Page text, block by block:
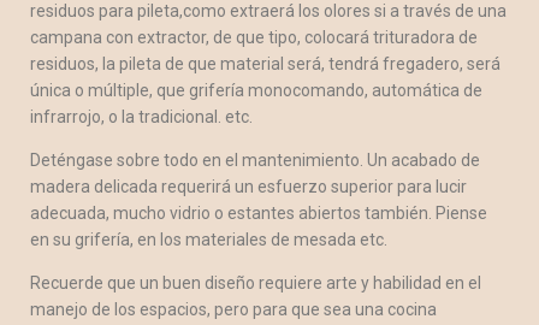
residuos para pileta,como extraerá los olores si a través de una
campana con extractor, de que tipo, colocará trituradora de
residuos, la pileta de que material será, tendrá fregadero, será
única o múltiple, que grifería monocomando, automática de
infrarrojo, o la tradicional. etc.
Deténgase sobre todo en el mantenimiento. Un acabado de
madera delicada requerirá un esfuerzo superior para lucir
adecuada, mucho vidrio o estantes abiertos también. Piense
en su grifería, en los materiales de mesada etc.
Recuerde que un buen diseño requiere arte y habilidad en el
manejo de los espacios, pero para que sea una cocina